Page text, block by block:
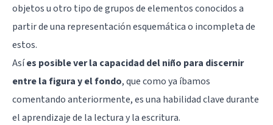
objetos u otro tipo de grupos de elementos conocidos a
partir de una representación esquemática o incompleta de
estos.
Asíes posible ver la capacidad del niño para discernir
entre la figura y el fondo, que como ya íbamos
comentando anteriormente, es una habilidad clave durante
el aprendizaje de la lectura y la escritura.